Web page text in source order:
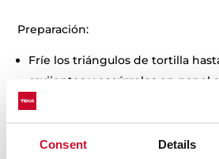
Consent Details
Preparación:
Fríe los triángulos de tortilla
crujientes y escúrrelos en papel
Calienta la salsa verde en una
Agrega las tortillas fritas a la
En otra sartén, fríe los huevos al